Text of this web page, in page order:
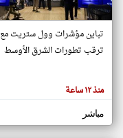
هنا عن
وجهة
نظر
كاتبيها.
تباين مؤشرات وول ستريت مع
ترقب تطورات الشرق الأوسط
منذ ١٢ ساعة
مباشر